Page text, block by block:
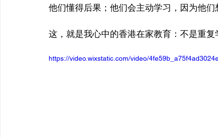
他们懂得后果；他们会主动学习，因为他
这，就是我心中的香港在家教育：不是重
https://video.wixstatic.com/video/